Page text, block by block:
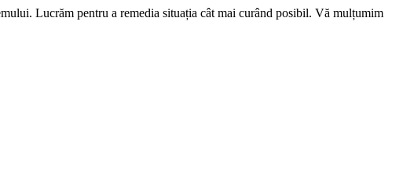
Lucrăm pentru a remedia situația cât mai curând posibil. Vă mulțumim